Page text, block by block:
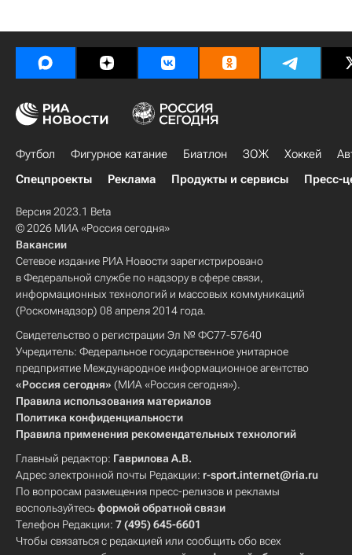
Футбол Фигурное катание Биатлон ЗОЖ Хоккей
Спецпроекты
Реклама Продукты и сервисы Пресс-
Версия 2023.1 Beta
© 2026 МИА «Россия сегодня»
Вакансии
Сетевое издание РИА Новости зарегистрировано
в Федеральной службе по надзору в сфере связи,
информационных технологий и массовых коммуникаций
(Роскомнадзор) 08 апреля 2014 года.
Свидетельство о регистрации Эл № ФС77-57640
Учредитель: Федеральное государственное унитарное
предприятие Международное информационное агентство
«Россия сегодня» (МИА «Россия сегодня»).
Правила использования материалов
Политика конфиденциальности
Правила применения рекомендательных технологий
Главный редактор: Гаврилова А.В.
Адрес электронной почты Редакции: r-sport.internet@ria.ru
По вопросам размещения пресс-релизов и рекламы
воспользуйтесьформой обратной связи
Телефон Редакции: 7 (495) 645-6601
Чтобы связаться с редакцией или сообщить обо всех